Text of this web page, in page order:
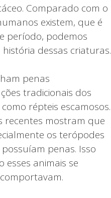
Comparado com o
existem, que é
período, podemos
dessas criaturas.
penas
tradicionais dos
répteis escamosos.
recentes mostram que
os terópodes
penas. Isso
esses animais se